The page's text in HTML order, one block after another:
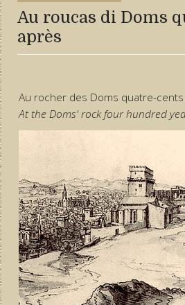
Au roucas di Doms
après
Au rocher des Doms quatre-
At the Doms' rock four hundred